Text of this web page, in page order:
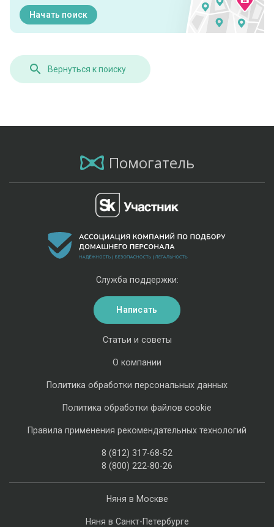
Начать поиск
Вернуться к поиску
Помогатель
Няня в Москве
Няня в Санкт-Петербурге
Статьи и советы
О компании
Политика обработки персональных данных
Политика обработки файлов cookie
Правила применения рекомендательных технологий
8 (812) 317-68-52
8 (800) 222-80-26
Служба поддержки:
Написать